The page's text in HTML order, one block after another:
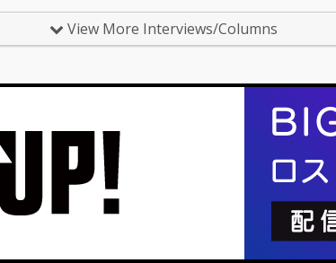
い逃し厳禁な20枚、20…
View More Interviews/Columns